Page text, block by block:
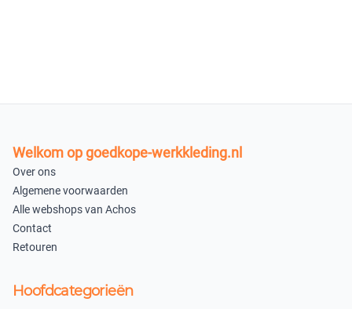
op voorraad op voorraad
In winkelmandje
Welkom op goedkope-werkkleding.nl
Over ons
Algemene voorwaarden
Alle webshops van Achos
Contact
Retouren
Hoofdcategorieën